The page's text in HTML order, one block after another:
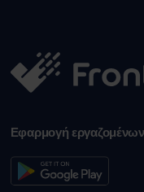
Εφαρμογή εργαζομένων